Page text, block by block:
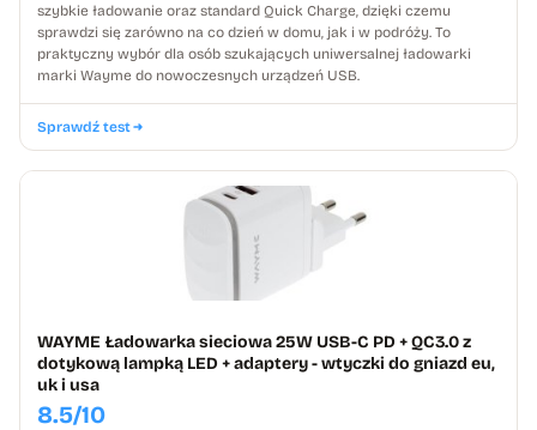
szybkie ładowanie oraz standard Quick Charge, dzięki czemu
sprawdzi się zarówno na co dzień w domu, jak i w podróży. To
praktyczny wybór dla osób szukających uniwersalnej ładowarki
marki Wayme do nowoczesnych urządzeń USB.
Sprawdź test
WAYME Ładowarka sieciowa 25W USB-C PD + QC3.0 z
dotykową lampką LED + adaptery - wtyczki do gniazd eu,
uk i usa
8.5/10